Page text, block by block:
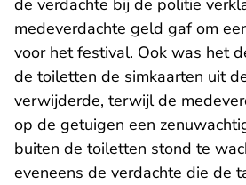
de verdachte bij de politie
medeverdachte geld gaf om
voor het festival. Ook was het
de toiletten de simkaarten uit
verwijderde, terwijl de
op de getuigen een
buiten de toiletten stond te
eveneens de verdachte die de